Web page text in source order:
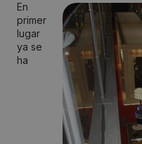
En
primer
lugar
ya se
ha